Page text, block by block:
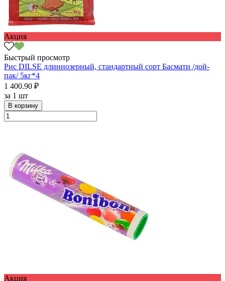
Акция
Быстрый просмотр
Рис DILSE длиннозерный, стандартный сорт Басмати /дой-
пак/ 5кг*4
1 400.90 ₽
за 1 шт
В корзину
Акция